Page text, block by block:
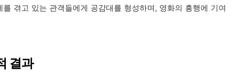
겪고 있는 관객들에게 공감대를 형성하며, 영화의 흥행에 기여
결과